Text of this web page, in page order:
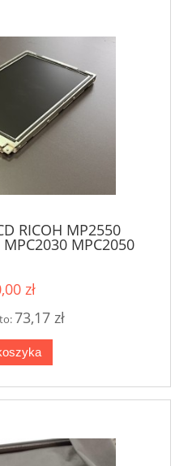
RICOH MP2550
MPC2050
zł
73,17 zł